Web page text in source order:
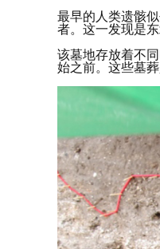
最早的人类遗骸
者。这一发现是
该墓地存放着不
始之前。这些墓